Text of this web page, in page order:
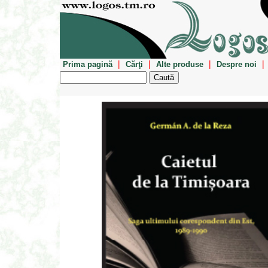
Prima pagină | Cărţi | Alte produse | Despre noi |